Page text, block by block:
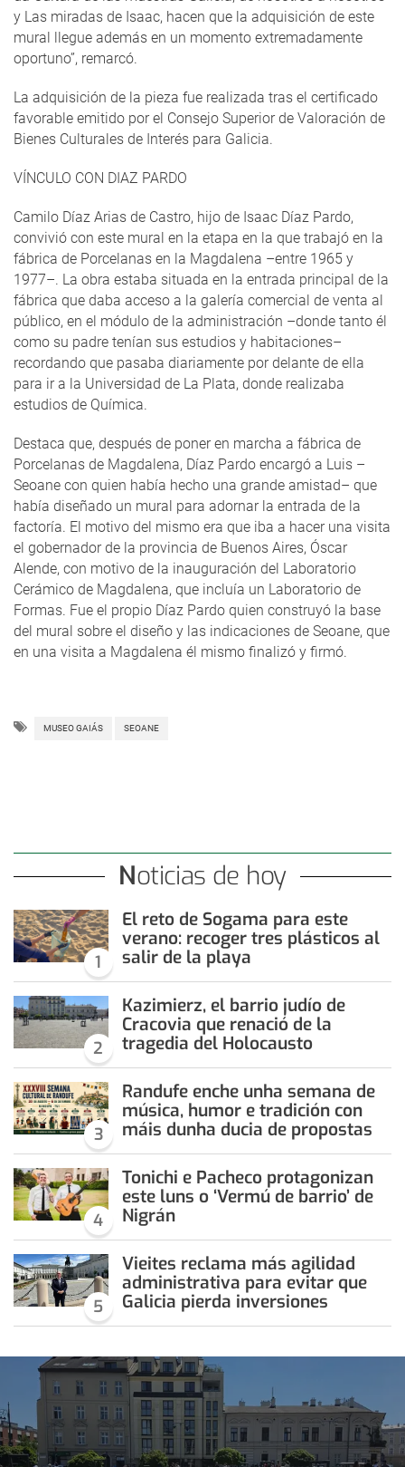
y Las miradas de Isaac, hacen que la adquisición de este
mural llegue además en un momento extremadamente
oportuno”, remarcó.
La adquisición de la pieza fue realizada tras el certificado
favorable emitido por el Consejo Superior de Valoración de
Bienes Culturales de Interés para Galicia.
VÍNCULO CON DIAZ PARDO
Camilo Díaz Arias de Castro, hijo de Isaac Díaz Pardo,
convivió con este mural en la etapa en la que trabajó en la
fábrica de Porcelanas en la Magdalena –entre 1965 y
1977–. La obra estaba situada en la entrada principal de la
fábrica que daba acceso a la galería comercial de venta al
público, en el módulo de la administración –donde tanto él
como su padre tenían sus estudios y habitaciones–
recordando que pasaba diariamente por delante de ella
para ir a la Universidad de La Plata, donde realizaba
estudios de Química.
Destaca que, después de poner en marcha a fábrica de
Porcelanas de Magdalena, Díaz Pardo encargó a Luis –
Seoane con quien había hecho una grande amistad– que
había diseñado un mural para adornar la entrada de la
factoría. El motivo del mismo era que iba a hacer una visita
el gobernador de la provincia de Buenos Aires, Óscar
Alende, con motivo de la inauguración del Laboratorio
Cerámico de Magdalena, que incluía un Laboratorio de
Formas. Fue el propio Díaz Pardo quien construyó la base
del mural sobre el diseño y las indicaciones de Seoane, que
en una visita a Magdalena él mismo finalizó y firmó.
MUSEO GAIÁS SEOANE
Noticias de hoy
1
El reto de Sogama para este
verano: recoger tres plásticos al
salir de la playa
2
Kazimierz, el barrio judío de
Cracovia que renació de la
tragedia del Holocausto
3
Randufe enche unha semana de
música, humor e tradición con
máis dunha ducia de propostas
4
Tonichi e Pacheco protagonizan
este luns o ‘Vermú de barrio’ de
Nigrán
5
Vieites reclama más agilidad
administrativa para evitar que
Galicia pierda inversiones